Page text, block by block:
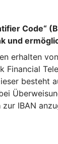
Code“
und
erhalten
Financial
besteht
IBAN